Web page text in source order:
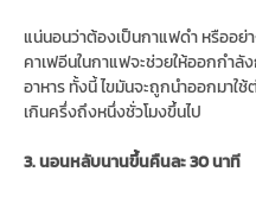
แน่นอนว่าต้องเป็นกาแฟดำ หรืออย่
คาเฟอีนในกาแฟจะช่วยให้ออกกำลั
อาหาร ทั้งนี้ ไขมันจะถูกนำออกมาใ
เกินครึ่งถึงหนึ่งชั่วโมงขึ้นไป
3. นอนหลับนานขึ้นคืนละ 30 นาที